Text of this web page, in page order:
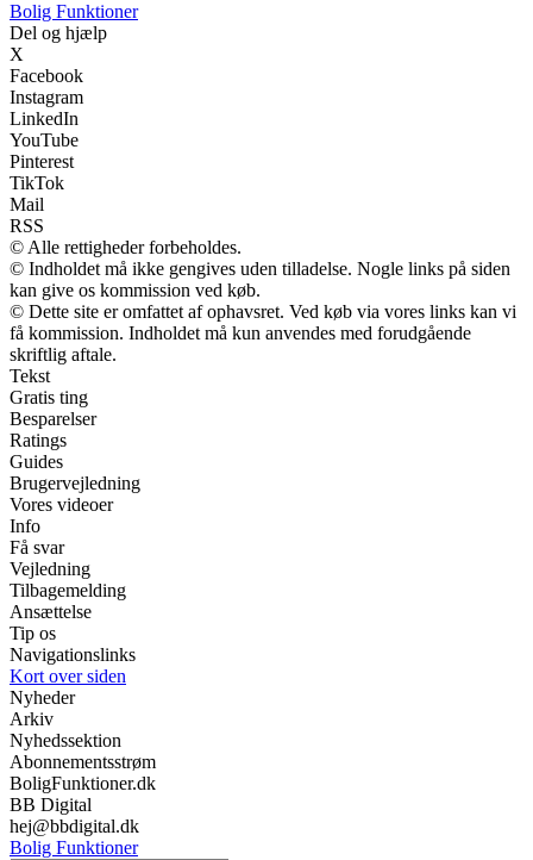
Bolig Funktioner
Del og hjælp
X
Facebook
Instagram
LinkedIn
YouTube
Pinterest
TikTok
Mail
RSS
© Alle rettigheder forbeholdes.
© Indholdet må ikke gengives uden tilladelse. Nogle links på siden
kan give os kommission ved køb.
© Dette site er omfattet af ophavsret. Ved køb via vores links kan vi
få kommission. Indholdet må kun anvendes med forudgående
skriftlig aftale.
Tekst
Gratis ting
Besparelser
Ratings
Guides
Brugervejledning
Vores videoer
Info
Få svar
Vejledning
Tilbagemelding
Ansættelse
Tip os
Navigationslinks
Kort over siden
Nyheder
Arkiv
Nyhedssektion
Abonnementsstrøm
BoligFunktioner.dk
BB Digital
hej@bbdigital.dk
Bolig Funktioner